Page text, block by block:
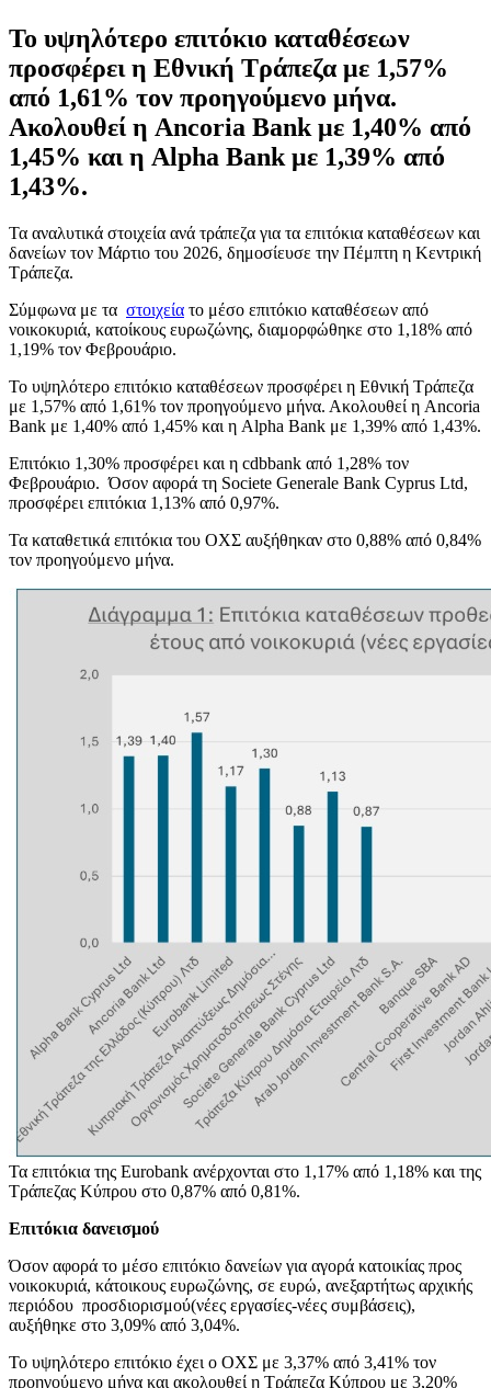
Το υψηλότερο επιτόκιο καταθέσεων
προσφέρει η Εθνική Τράπεζα με 1,57%
από 1,61% τον προηγούμενο μήνα.
Ακολουθεί η Ancoria Bank με 1,40% από
1,45% και η Alpha Bank με 1,39% από
1,43%.
Τα αναλυτικά στοιχεία ανά τράπεζα για τα επιτόκια καταθέσεων και
δανείων τον Μάρτιο του 2026, δημοσίευσε την Πέμπτη η Κεντρική
Τράπεζα.
Σύμφωνα με τα στοιχεία το μέσο επιτόκιο καταθέσεων από
νοικοκυριά, κατοίκους ευρωζώνης, διαμορφώθηκε στο 1,18% από
1,19% τον Φεβρουάριο.
Το υψηλότερο επιτόκιο καταθέσεων προσφέρει η Εθνική Τράπεζα
με 1,57% από 1,61% τον προηγούμενο μήνα. Ακολουθεί η Ancoria
Bank με 1,40% από 1,45% και η Alpha Bank με 1,39% από 1,43%.
Επιτόκιο 1,30% προσφέρει και η cdbbank από 1,28% τον
Φεβρουάριο. Όσον αφορά τη Societe Generale Bank Cyprus Ltd,
προσφέρει επιτόκια 1,13% από 0,97%.
Τα καταθετικά επιτόκια του ΟΧΣ αυξήθηκαν στο 0,88% από 0,84%
τον προηγούμενο μήνα.
Τα επιτόκια της Eurobank ανέρχονται στο 1,17% από 1,18% και της
Τράπεζας Κύπρου στο 0,87% από 0,81%.
Επιτόκια δανεισμού
Όσον αφορά το μέσο επιτόκιο δανείων για αγορά κατοικίας προς
νοικοκυριά, κάτοικους ευρωζώνης, σε ευρώ, ανεξαρτήτως αρχικής
περιόδου προσδιορισμού(νέες εργασίες-νέες συμβάσεις),
αυξήθηκε στο 3,09% από 3,04%.
Το υψηλότερο επιτόκιο έχει ο ΟΧΣ με 3,37% από 3,41% τον
προηγούμενο μήνα και ακολουθεί η Τράπεζα Κύπρου με 3,20%